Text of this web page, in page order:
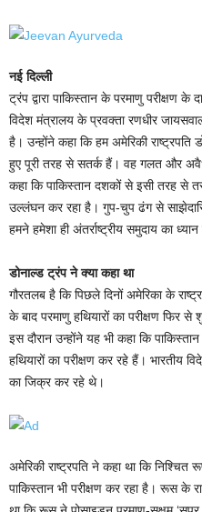
नई दिल्ली
ट्रंप द्वारा पाकिस्तान के परमाणु परीक्षण के
विदेश मंत्रालय के प्रवक्ता रणधीर
है। उन्होंने कहा कि हम अमेरिकी राष्ट्रपति
हुए पूरी तरह से सतर्क हैं। वह गलत और
कहा कि पाकिस्तान दशकों से इसी तरह से
उल्लंघन कर रहा है। गुप-चुप ढंग से
हमने हमेशा ही अंतर्राष्ट्रीय समुदाय का
डोनाल्ड ट्रंप ने क्या कहा था
गौरतलब है कि पिछले दिनों अमेरिका के
के बाद परमाणु हथियारों का परीक्षण फिर
इस दौरान उन्होंने यह भी कहा कि
हथियारों का परीक्षण कर रहे हैं। भारतीय
का जिक्र कर रहे थे।
अमेरिकी राष्ट्रपति ने कहा था कि निश्चित
पाकिस्तान भी परीक्षण कर रहा है। रूस के